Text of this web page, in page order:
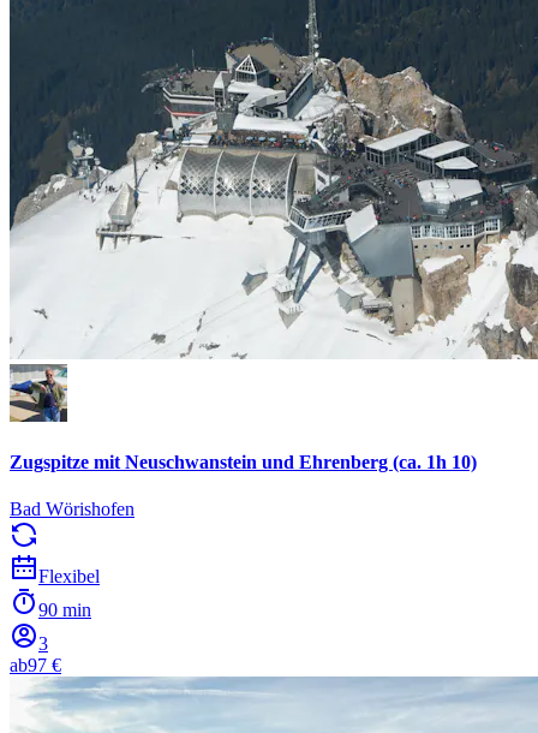
Zugspitze mit Neuschwanstein und Ehrenberg (ca. 1h 10)
Bad Wörishofen
Flexibel
90 min
3
ab97 €